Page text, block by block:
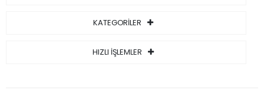
KATEGORİLER
HIZLI İŞLEMLER